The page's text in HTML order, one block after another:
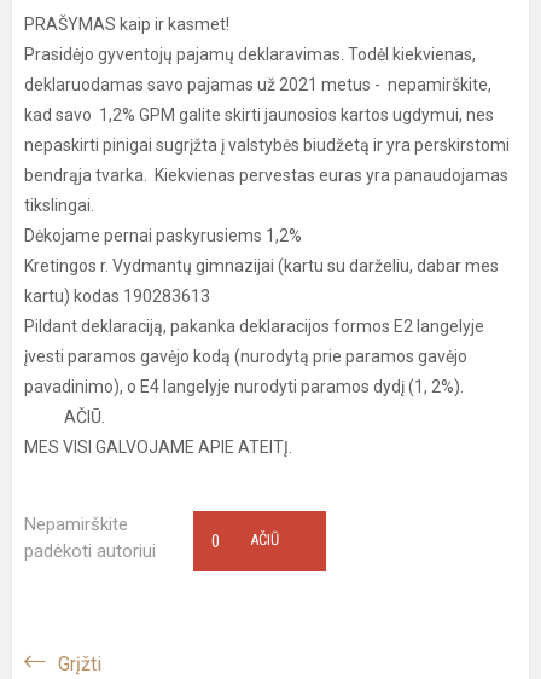
PRAŠYMAS kaip ir kasmet!
Prasidėjo gyventojų pajamų deklaravimas. Todėl kiekvienas,
deklaruodamas savo pajamas už 2021 metus - nepamirškite,
kad savo 1,2% GPM galite skirti jaunosios kartos ugdymui, nes
nepaskirti pinigai sugrįžta į valstybės biudžetą ir yra perskirstomi
bendrąja tvarka. Kiekvienas pervestas euras yra panaudojamas
tikslingai.
Dėkojame pernai paskyrusiems 1,2%
Kretingos r. Vydmantų gimnazijai (kartu su darželiu, dabar mes
kartu) kodas 190283613
Pildant deklaraciją, pakanka deklaracijos formos E2 langelyje
įvesti paramos gavėjo kodą (nurodytą prie paramos gavėjo
pavadinimo), o E4 langelyje nurodyti paramos dydį (1, 2%).
AČIŪ.
MES VISI GALVOJAME APIE ATEITĮ.
Nepamirškite
padėkoti autoriui
AČIŪ
0
Grįžti